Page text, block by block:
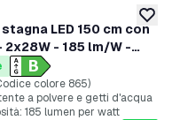
LED 150 cm con
2x28W - 185 lm/W -
- kit di fissaggio in
incluso
delle recensioni
colore 865)
a polvere e getti d'acqua
185 lumen per watt